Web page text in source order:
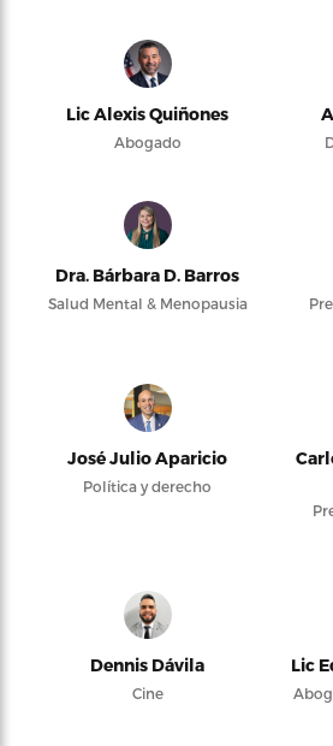
Lic Alexis Quiñones
Abogado
Dra. Bárbara D. Barros
Salud Mental & Menopausia
José Julio Aparicio
Política y derecho
Dennis Dávila
Cine
Lic